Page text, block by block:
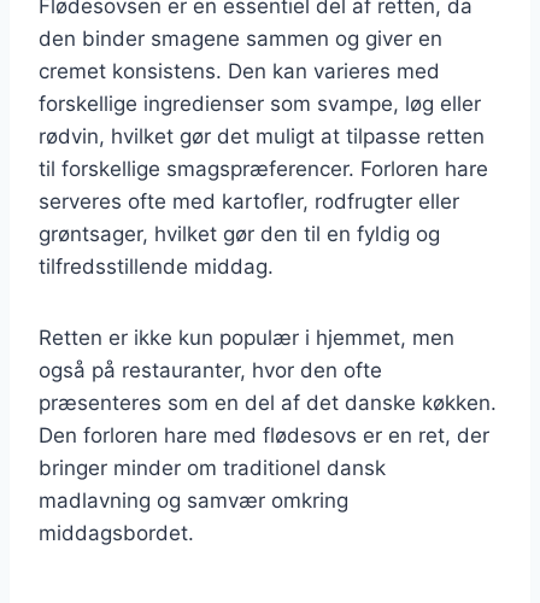
Flødesovsen er en essentiel del af retten, da
den binder smagene sammen og giver en
cremet konsistens. Den kan varieres med
forskellige ingredienser som svampe, løg eller
rødvin, hvilket gør det muligt at tilpasse retten
til forskellige smagspræferencer. Forloren hare
serveres ofte med kartofler, rodfrugter eller
grøntsager, hvilket gør den til en fyldig og
tilfredsstillende middag.
Retten er ikke kun populær i hjemmet, men
også på restauranter, hvor den ofte
præsenteres som en del af det danske køkken.
Den forloren hare med flødesovs er en ret, der
bringer minder om traditionel dansk
madlavning og samvær omkring
middagsbordet.